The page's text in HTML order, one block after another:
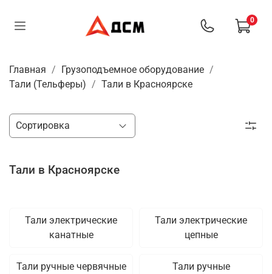
0
Главная
Грузоподъемное оборудование
Тали (Тельферы)
Тали в Красноярске
Тали в Красноярске
Тали электрические
канатные
Тали электрические
цепные
Тали ручные червячные
Тали ручные